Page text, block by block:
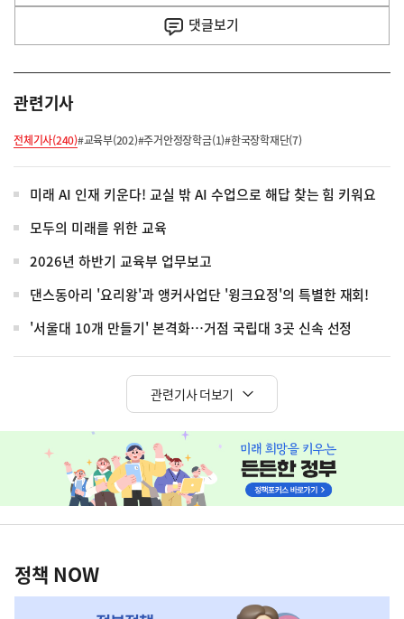
댓글보기
관련기사
전체기사(240)#교육부(202)#주거안정장학금(1)#한국장학재단(7)
미래 AI 인재 키운다! 교실 밖 AI 수업으로 해답 찾는 힘 키워요
모두의 미래를 위한 교육
2026년 하반기 교육부 업무보고
댄스동아리 '요리왕'과 앵커사업단 '윙크요정'의 특별한 재회!
'서울대 10개 만들기' 본격화…거점 국립대 3곳 신속 선정
관련기사 더보기
배
너
역책
NOW,
정책 NOW